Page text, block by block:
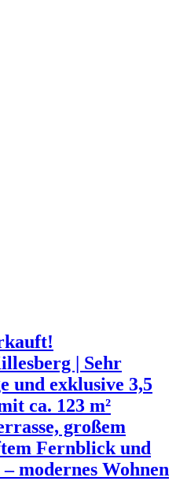
| Sehr
und exklusive 3,5
ca. 123 m²
großem
Fernblick und
modernes Wohnen